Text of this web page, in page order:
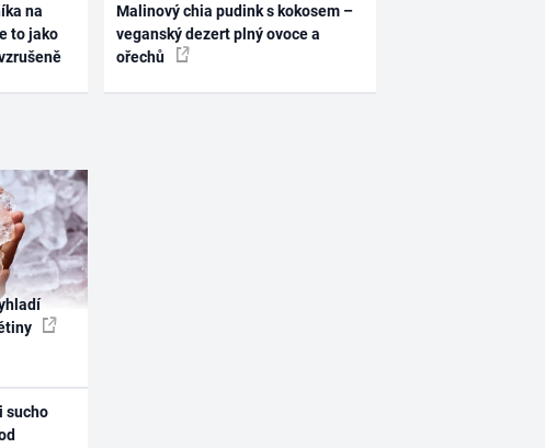
na
to jako
Malinový chia pudink s kokosem –
veganský dezert plný ovoce a
ořechů
sucho